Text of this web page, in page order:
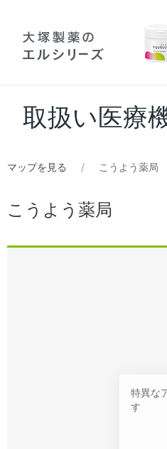
取扱い医療
マップを見る こうよう薬局
こうよう薬局
特異な
す